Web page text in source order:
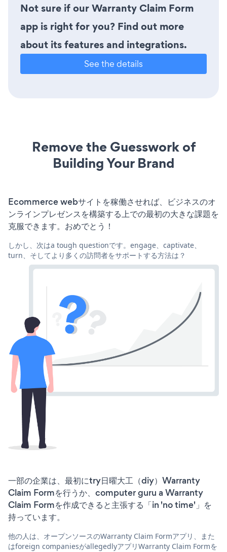
Not sure if our Warranty Claim Form
app is right for you? Find out more
about its features and integrations.
See the details
Remove the Guesswork of
Building Your Brand
Ecommerce webサイトを稼働させれば、ビジネスのオ
ンラインプレゼンスを構築する上での最初の大きな課題を
克服できます。おめでとう！
しかし、次はa tough questionです。engage、captivate、
turn、そしてより多くの訪問者をサポートする方法は？
一部の企業は、最初にtry日曜大工（diy）Warranty
Claim Formを行うか、computer guru a Warranty
Claim Formを作成できると主張する「in 'no time'」を
持っています。
他の人は、オープンソースのWarranty Claim Formアプリ、また
はforeign companiesがallegedlyアプリWarranty Claim Formを